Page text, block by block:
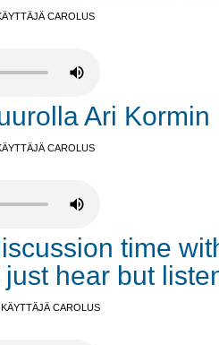
CAROLUS
Ari Kormin
CAROLUS
time
hear but
CAROLUS